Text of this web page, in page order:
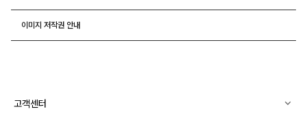
이미지 저작권 안내
고객센터